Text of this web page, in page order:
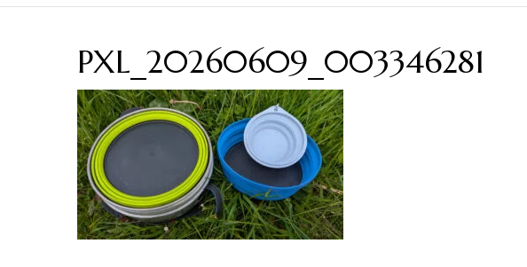
PXL_20260609_003346281